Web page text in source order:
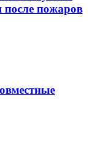
после пожаров